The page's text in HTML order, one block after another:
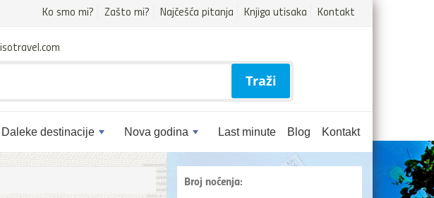
Ko smo mi? Zašto mi? Najčešća pitanja Knjiga utisaka Kontakt
Daleke destinacije Nova godina Last minute Blog Kontakt
Traži
Broj noćenja: